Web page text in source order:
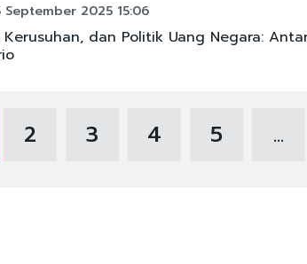
September 2025 15:06
Kerusuhan, dan Politik Uang Negara:
2 3 4 5 ...